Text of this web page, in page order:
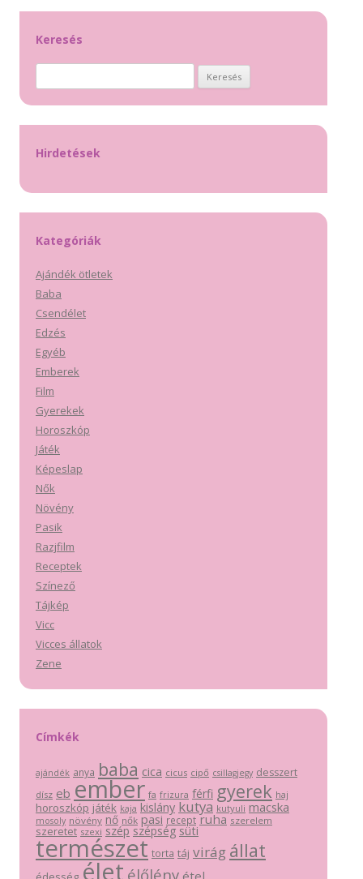
Keresés
Hirdetések
Kategóriák
Ajándék ötletek
Baba
Csendélet
Edzés
Egyéb
Emberek
Film
Gyerekek
Horoszkóp
Játék
Képeslap
Nők
Növény
Pasik
Razjfilm
Receptek
Színező
Tájkép
Vicc
Vicces állatok
Zene
Címkék
ajándék anya baba cica cicus cipő csillagjegy desszert
dísz eb ember fa frizura férfi gyerek haj
horoszkóp játék kaja kislány kutya kutyuli macska
mosoly növény nő nők pasi recept ruha szerelem
szeretet szexi szép szépség süti
természet torta táj virág állat
élet élőlény étel